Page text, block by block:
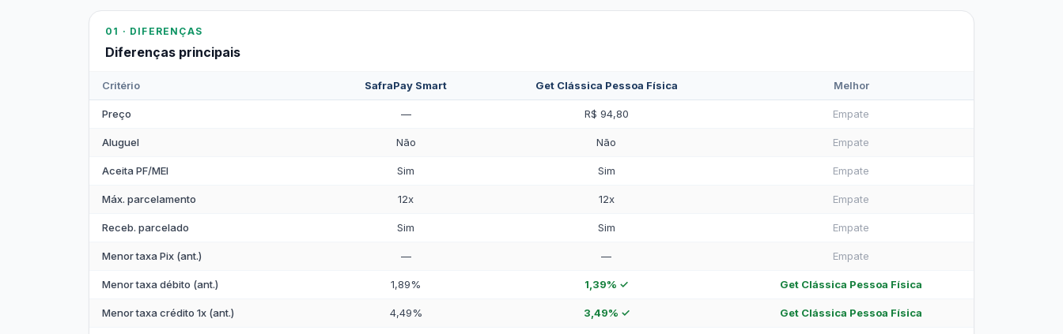
01 · DIFERENÇAS
Diferenças principais
Critério SafraPay Smart Get Clássica Pessoa Física Melhor
Preço — R$ 94,80 Empate
Aluguel Não Não Empate
Aceita PF/MEI Sim Sim Empate
Máx. parcelamento 12x 12x Empate
Receb. parcelado Sim Sim Empate
Menor taxa Pix (ant.) — — Empate
Menor taxa débito (ant.) 1,89% 1,39% ✓ Get Clássica Pessoa Física
Menor taxa crédito 1x (ant.) 4,49% 3,49% ✓ Get Clássica Pessoa Física